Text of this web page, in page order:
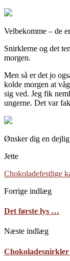
Velbekomme – de
Snirklerne og det
morgen.
Men så er det jo
kolde morgen at
sig ved. Jeg fik
ungerne. Det var
Ønsker dig en dejlig
Jette
Chokoladefestlige
Forrige indlæg
Det første lys …
Næste indlæg